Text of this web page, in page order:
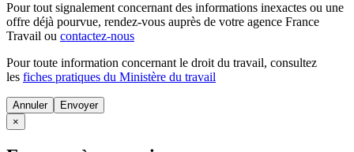
Pour tout signalement concernant des informations inexactes ou une
offre déjà pourvue, rendez-vous auprès de votre agence France
Travail ou contactez-nous
Pour toute information concernant le droit du travail, consultez
les fiches pratiques du Ministère du travail
Annuler
×